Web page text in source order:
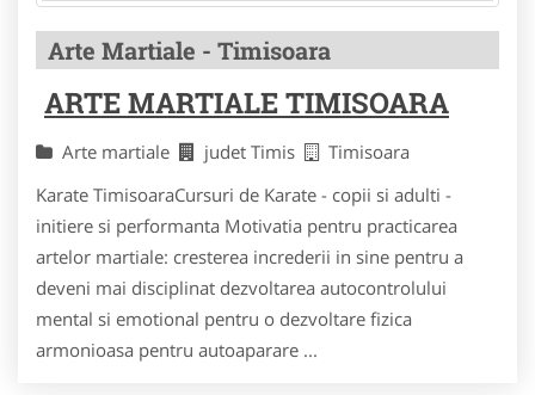
Arte Martiale - Timisoara
ARTE MARTIALE TIMISOARA
Arte martiale judet Timis
Timisoara
Karate TimisoaraCursuri de Karate - copii si adulti -
initiere si performanta Motivatia pentru practicarea
artelor martiale: cresterea increderii in sine pentru a
deveni mai disciplinat dezvoltarea autocontrolului
mental si emotional pentru o dezvoltare fizica
armonioasa pentru autoaparare ...